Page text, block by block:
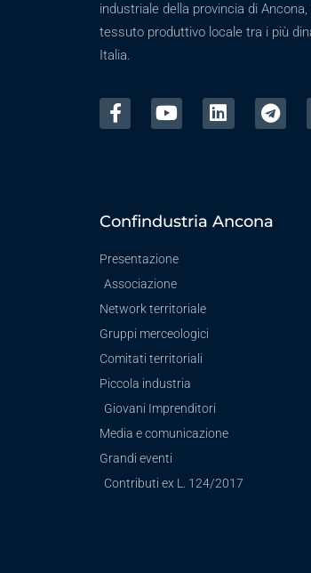
industriale della provincia di
tessuto produttivo locale tra i più
Italia.
Confindustria Ancona
Presentazione
Associazione
Network territoriale
Gruppi merceologici
Comitati territoriali
Piccola industria
Giovani Imprenditori
Media e comunicazione
Grandi eventi
Contributi ex L. 124/2017